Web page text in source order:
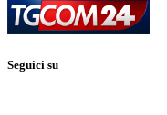
Seguici su